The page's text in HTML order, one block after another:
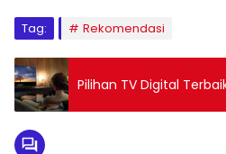
Tag: Rekomendasi
Pilihan TV Digital